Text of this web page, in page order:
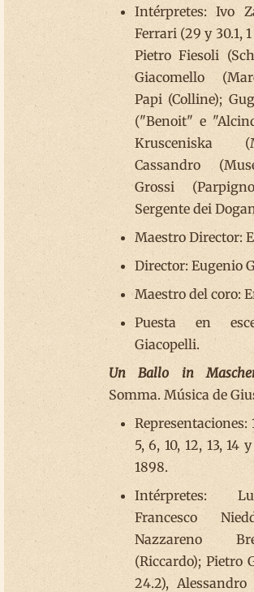
Intérpretes: Ivo
Ferrari (29 y 30.1,
Pietro Fiesoli
Giacomello
Papi (Colline);
("Benoit" e
Krusceniska
Cassandro
Grossi
Sergente dei
Maestro Director:
Director: Eugenio
Maestro del coro:
Puesta en
Giacopelli.
Un Ballo in
Somma. Música de
Representaciones:
5, 6, 10, 12, 13, 14
1898.
Intérpretes:
Francesco
Nazzareno
(Riccardo); Pietro
24.2),